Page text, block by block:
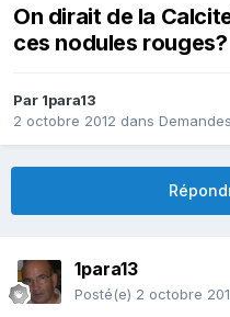
On dirait de la
ces nodules rouges?
Par 1para13
2 octobre 2012 dans
1para13
Posté(e) 2 octobre